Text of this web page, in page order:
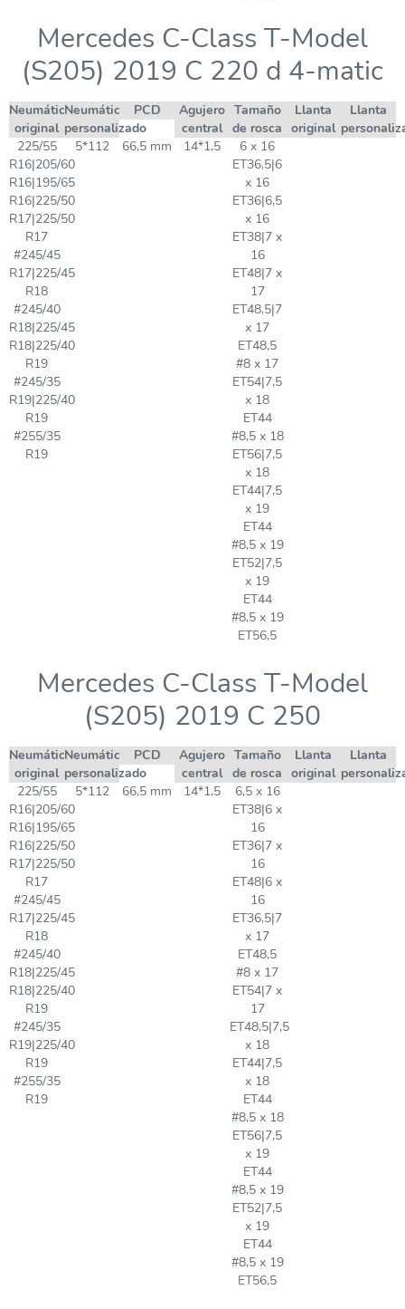
Mercedes C-Class T-Model
(S205) 2019 C 220 d 4-matic
Neumático
original
Neumático
personalizado
PCD
Agujero
central
Tamaño
de rosca
Llanta
original
Llanta
225/55
R16|205/60
R16|195/65
R16|225/50
R17|225/50
R17
#245/45
R17|225/45
R18
#245/40
R18|225/45
R18|225/40
R19
#245/35
R19|225/40
R19
#255/35
R19
5*112 66,5 mm 14*1,5
6 x 16
ET36,5|6
x 16
ET36|6,5
x 16
ET38|7 x
16
ET48|7 x
17
ET48,5|7
x 17
ET48,5
#8 x 17
ET54|7,5
x 18
ET44
#8,5 x 18
ET56|7,5
x 18
ET44|7,5
x 19
ET44
#8,5 x 19
ET52|7,5
x 19
ET44
#8,5 x 19
ET56,5
Mercedes C-Class T-Model
(S205) 2019 C 250
Neumático
original
Neumático
personalizado
PCD
Agujero
central
Tamaño
de rosca
Llanta
original
Llanta
225/55
R16|205/60
R16|195/65
R16|225/50
R17|225/50
R17
#245/45
R17|225/45
R18
#245/40
R18|225/45
R18|225/40
R19
#245/35
R19|225/40
R19
#255/35
R19
5*112 66,5 mm 14*1,5
6,5 x 16
ET38|6 x
16
ET36|7 x
16
ET48|6 x
16
ET36,5|7
x 17
ET48,5
#8 x 17
ET54|7 x
17
ET48,5|7,5
x 18
ET44|7,5
x 18
ET44
#8,5 x 18
ET56|7,5
x 19
ET44
#8,5 x 19
ET52|7,5
x 19
ET44
#8,5 x 19
ET56,5